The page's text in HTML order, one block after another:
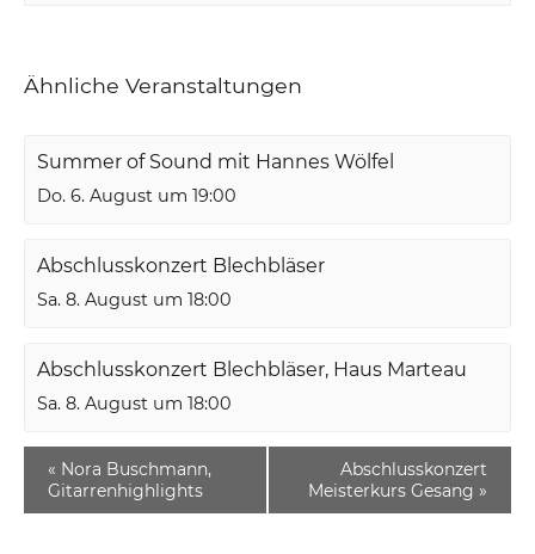
Ähnliche Veranstaltungen
Summer of Sound mit Hannes Wölfel
Do. 6. August um 19:00
Abschlusskonzert Blechbläser
Sa. 8. August um 18:00
Abschlusskonzert Blechbläser, Haus Marteau
Sa. 8. August um 18:00
« Nora Buschmann,
Gitarrenhighlights
Abschlusskonzert
Meisterkurs Gesang »